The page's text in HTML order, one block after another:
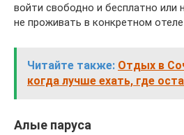
войти свободно и бесплатно или
не проживать в конкретном
Читайте также: Отдых в
когда лучше ехать, где
Алые паруса